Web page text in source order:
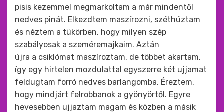
pisis kezemmel megmarkoltam a már mindentől
nedves pinát. Elkezdtem maszírozni, széthúztam
és néztem a tükörben, hogy milyen szép
szabályosak a szeméremajkaim. Aztán
újra a csiklómat maszíroztam, de többet akartam,
így egy hirtelen mozdulattal egyszerre két ujjamat
feldugtam forró nedves barlangomba. Éreztem,
hogy mindjárt felrobbanok a gyönyörtől. Egyre
hevesebben ujjaztam magam és közben a másik